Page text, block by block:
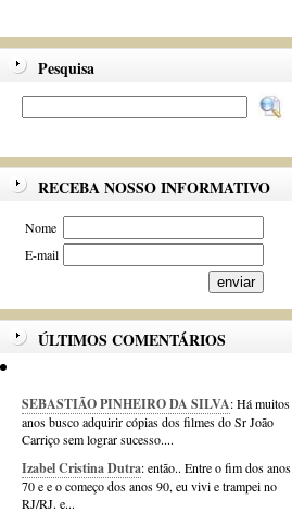
Pesquisa
RECEBA NOSSO INFORMATIVO
Nome
E-mail
ÚLTIMOS COMENTÁRIOS
SEBASTIÃO PINHEIRO DA SILVA: Há muitos
anos busco adquirir cópias dos filmes do Sr João
Carriço sem lograr sucesso....
Izabel Cristina Dutra: então.. Entre o fim dos anos
70 e e o começo dos anos 90, eu vivi e trampei no
RJ/RJ. e...